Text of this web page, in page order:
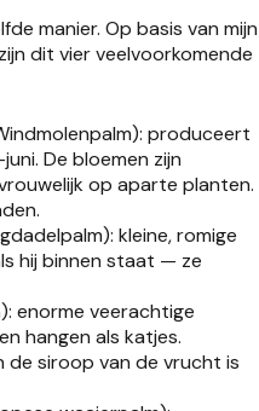
manier. Op basis van mijn
dit vier veelvoorkomende
produceert
De bloemen zijn
op aparte planten.
kleine, romige
hij binnen staat — ze
enorme veerachtige
hangen als katjes.
de siroop van de vrucht is